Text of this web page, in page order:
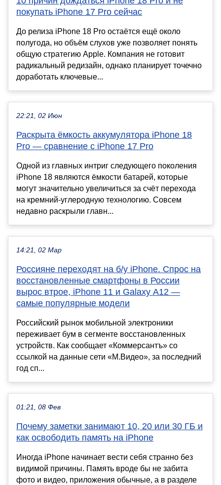
покупать iPhone 17 Pro сейчас
До релиза iPhone 18 Pro остаётся ещё около
полугода, но объём слухов уже позволяет понять
общую стратегию Apple. Компания не готовит
радикальный редизайн, однако планирует точечно
доработать ключевые...
22:21, 02 Июн
Раскрыта ёмкость аккумулятора iPhone 18
Pro — сравнение с iPhone 17 Pro
Одной из главных интриг следующего поколения
iPhone 18 являются ёмкости батарей, которые
могут значительно увеличиться за счёт перехода
на кремний-углеродную технологию. Совсем
недавно раскрыли главн...
14:21, 02 Мар
Россияне переходят на б/у iPhone. Спрос на
восстановленные смартфоны в России
вырос втрое, iPhone 11 и Galaxy A12 —
самые популярные модели
Российский рынок мобильной электроники
переживает бум в сегменте восстановленных
устройств. Как сообщает «Коммерсантъ» со
ссылкой на данные сети «М.Видео», за последний
год сп...
01:21, 08 Фев
Почему заметки занимают 10, 20 или 30 ГБ и
как освободить память на iPhone
Иногда iPhone начинает вести себя странно без
видимой причины. Память вроде бы не забита
фото и видео, приложения обычные, а в разделе